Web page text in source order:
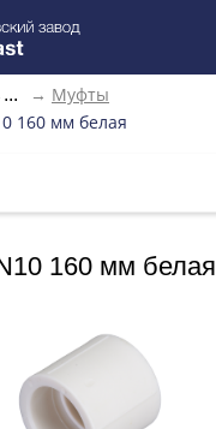
... → Муфты
160 мм белая
160 мм белая